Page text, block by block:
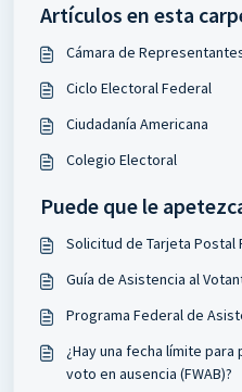
Artículos en esta
Cámara de
Ciclo Electoral Federal
Ciudadanía Americana
Colegio Electoral
Puede que le
Solicitud de Tarjeta Postal
Guía de Asistencia al
Programa Federal de
¿Hay una fecha límite
voto en ausencia (FWAB)?